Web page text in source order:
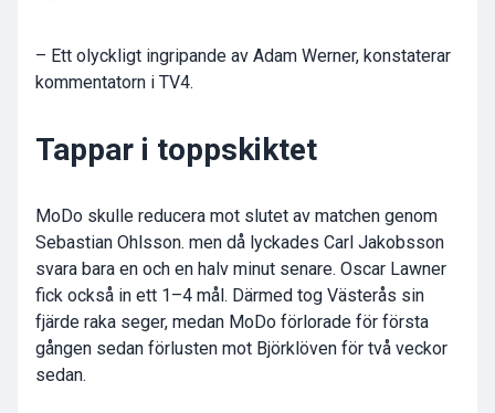
– Ett olyckligt ingripande av Adam Werner, konstaterar
kommentatorn i TV4.
Tappar i toppskiktet
MoDo skulle reducera mot slutet av matchen genom
Sebastian Ohlsson. men då lyckades Carl Jakobsson
svara bara en och en halv minut senare. Oscar Lawner
fick också in ett 1–4 mål. Därmed tog Västerås sin
fjärde raka seger, medan MoDo förlorade för första
gången sedan förlusten mot Björklöven för två veckor
sedan.